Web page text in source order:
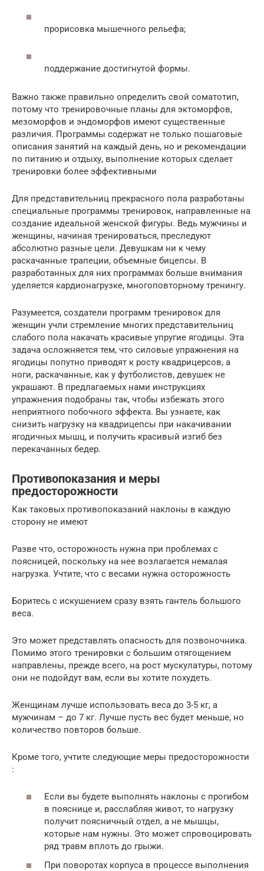
прорисовка мышечного рельефа;
поддержание достигнутой формы.
Важно также правильно определить свой соматотип,
потому что тренировочные планы для эктоморфов,
мезоморфов и эндоморфов имеют существенные
различия. Программы содержат не только пошаговые
описания занятий на каждый день, но и рекомендации
по питанию и отдыху, выполнение которых сделает
тренировки более эффективными
Для представительниц прекрасного пола разработаны
специальные программы тренировок, направленные на
создание идеальной женской фигуры. Ведь мужчины и
женщины, начиная тренироваться, преследуют
абсолютно разные цели. Девушкам ни к чему
раскачанные трапеции, объемные бицепсы. В
разработанных для них программах больше внимания
уделяется кардионагрузке, многоповторному тренингу.
Разумеется, создатели программ тренировок для
женщин учли стремление многих представительниц
слабого пола накачать красивые упругие ягодицы. Эта
задача осложняется тем, что силовые упражнения на
ягодицы попутно приводят к росту квадрицерсов, а
ноги, раскачанные, как у футболистов, девушек не
украшают. В предлагаемых нами инструкциях
упражнения подобраны так, чтобы избежать этого
неприятного побочного эффекта. Вы узнаете, как
снизить нагрузку на квадрицепсы при накачивании
ягодичных мышц, и получить красивый изгиб без
перекачанных бедер.
Противопоказания и меры
предосторожности
Как таковых противопоказаний наклоны в каждую
сторону не имеют
Разве что, осторожность нужна при проблемах с
поясницей, поскольку на нее возлагается немалая
нагрузка. Учтите, что с весами нужна осторожность
Боритесь с искушением сразу взять гантель большого
веса.
Это может представлять опасность для позвоночника.
Помимо этого тренировки с большим отягощением
направлены, прежде всего, на рост мускулатуры, потому
они не подойдут вам, если вы хотите похудеть.
Женщинам лучше использовать веса до 3-5 кг, а
мужчинам – до 7 кг. Лучше пусть вес будет меньше, но
количество повторов больше.
Кроме того, учтите следующие меры предосторожности
:
Если вы будете выполнять наклоны с прогибом
в пояснице и, расслабляя живот, то нагрузку
получит поясничный отдел, а не мышцы,
которые нам нужны. Это может спровоцировать
ряд травм вплоть до грыжи.
При поворотах корпуса в процессе выполнения